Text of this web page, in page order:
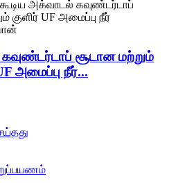
சூடான மற்றும்
அமைப்பு நீர்...